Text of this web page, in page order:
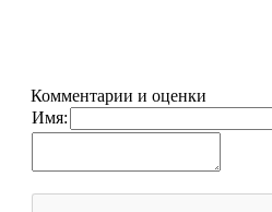
Комментарии и оценки
Имя: